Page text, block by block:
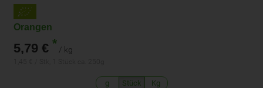
Orangen
5,79 € * / kg
g Stück Kg